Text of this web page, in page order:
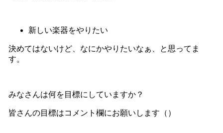
新しい楽器をやりたい
決めてはないけど、なにかやりたいなぁ、と思ってま
す。
みなさんは何を目標にしていますか？
皆さんの目標はコメント欄にお願いします（）